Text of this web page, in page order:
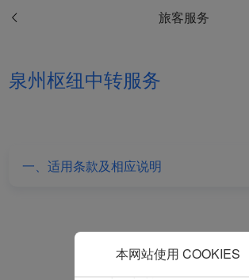
旅客服务
泉州枢纽中转服务
一、适用条款及相应说明
本网站使用 COOKIES
在您的浏览器中。
我们的营销绩效 (ii) 个性
方可以跟踪您的互联网行
为以使我们的内容和广告
放置所有的营销Cookie。
点击“拒绝”，我们将不会